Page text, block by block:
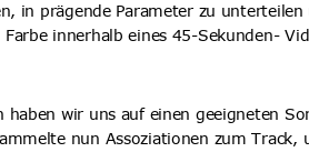
in prägende Parameter zu
innerhalb eines 45-Sekunden-
haben wir uns auf einen geeigneten
nun Assoziationen zum Track,